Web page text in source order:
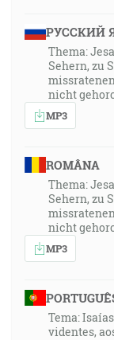
РУССКИЙ
Thema:
Sehern, zu
nicht
MP3
ROMÂNA
Thema:
Sehern, zu
nicht
MP3
Tema:
videntes,